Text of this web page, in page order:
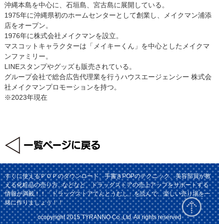
沖縄本島を中心に、石垣島、宮古島に展開している。
1975年に沖縄県初のホームセンターとして創業し、メイクマン浦添
店をオープン。
1976年に株式会社メイクマンを設立。
マスコットキャラクターは「メイキーくん」を中心としたメイクマ
ンファミリー。
LINEスタンプやグッズも販売されている。
グループ会社で総合広告代理業を行うハウスエージェンシー 株式会
社メイクマンプロモーションを持つ。
※2023年現在
すぐに使えるＰＯＰのダウンロード、手書きPOPのテクニック、美容部員が教
える化粧品の売り方...などなど、ドラッグストアの売上アップをサポートする
情報が満載！！「ドラッグストアてんとうむし」を読んで、楽しい売り場を一
緒に作りましょう！！
ccopyright 2015 TYRANNO Co.,Ltd. All rights reserved